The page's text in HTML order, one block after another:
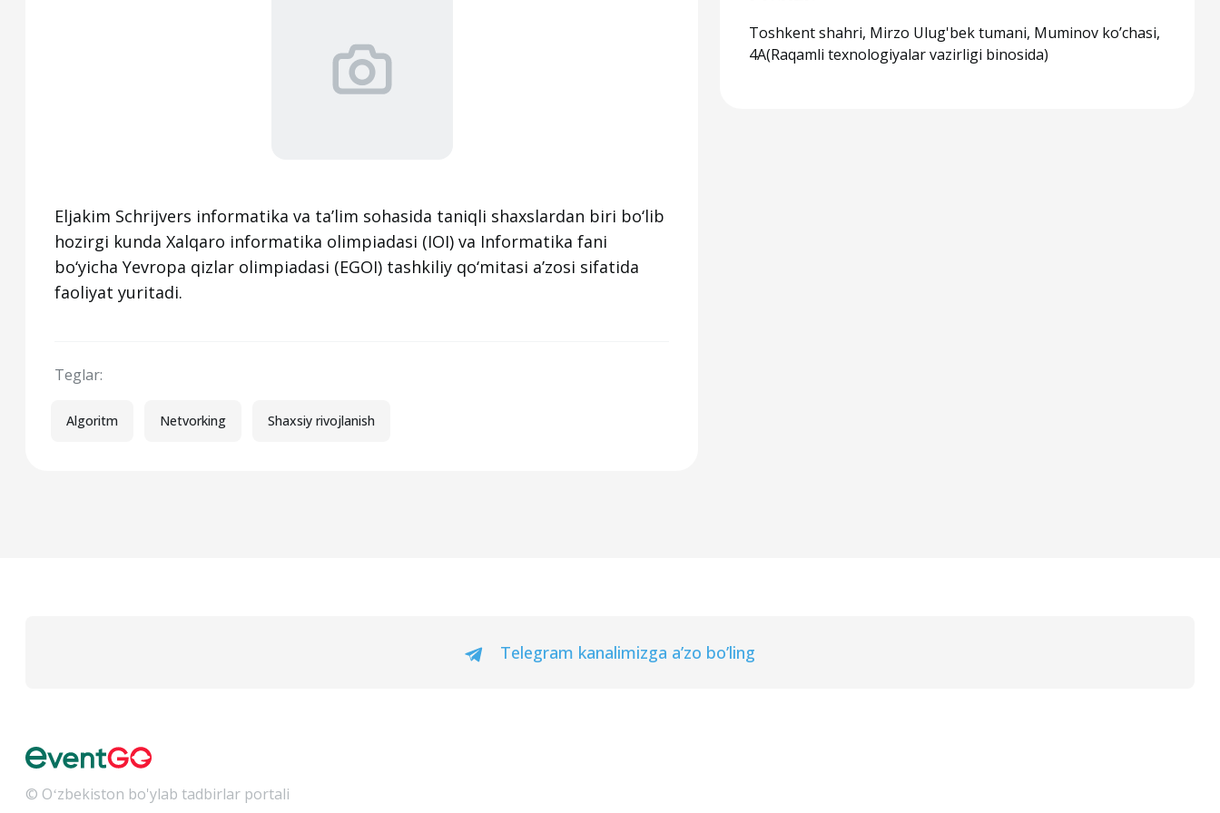
Eljakim Schrijvers informatika va taʼlim sohasida taniqli shaxslardan biri bo‘lib
hozirgi kunda Xalqaro informatika olimpiadasi (IOI) va Informatika fani
bo‘yicha Yevropa qizlar olimpiadasi (EGOI) tashkiliy qo‘mitasi aʼzosi sifatida
faoliyat yuritadi.
Teglar:
Algoritm Netvorking Shaxsiy rivojlanish
Toshkent shahri, Mirzo Ulug'bek tumani, Muminov ko’chasi,
4A(Raqamli texnologiyalar vazirligi binosida)
Telegram kanalimizga a’zo bo’ling
© Oʻzbekiston bo'ylab tadbirlar portali